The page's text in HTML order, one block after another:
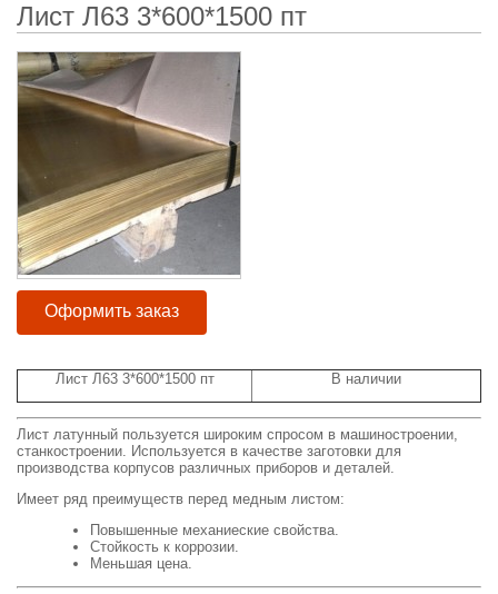
Лист Л63 3*600*1500 пт
Оформить заказ
Лист Л63 3*600*1500 пт В наличии
Лист латунный пользуется широким спросом в машиностроении,
станкостроении. Используется в качестве заготовки для
производства корпусов различных приборов и деталей.
Имеет ряд преимуществ перед медным листом:
Повышенные механиеские свойства.
Стойкость к коррозии.
Меньшая цена.